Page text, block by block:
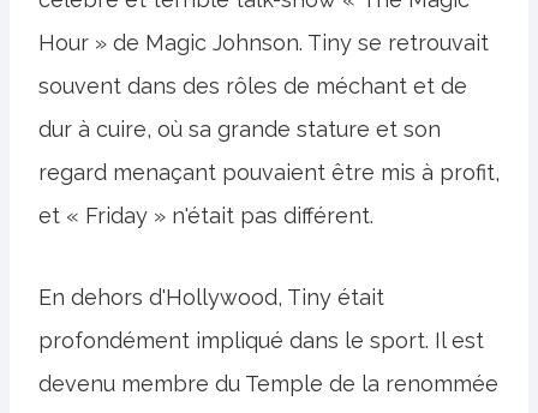
Hour » de Magic Johnson. Tiny se retrouvait
souvent dans des rôles de méchant et de
dur à cuire, où sa grande stature et son
regard menaçant pouvaient être mis à profit,
et « Friday » n'était pas différent.
En dehors d'Hollywood, Tiny était
profondément impliqué dans le sport. Il est
devenu membre du Temple de la renommée